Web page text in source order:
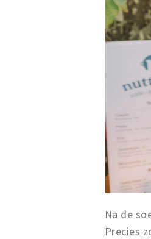
Na de
Precies